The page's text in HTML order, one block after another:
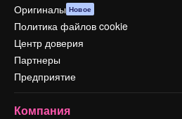
Оригиналы Новое
Политика файлов cookie
Центр доверия
Партнеры
Предприятие
Компания